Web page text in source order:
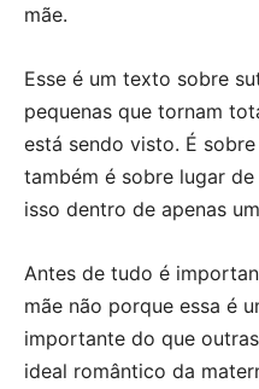
mãe.
Esse é um texto sobre
pequenas que tornam
está sendo visto. É
também é sobre lugar
isso dentro de apenas
Antes de tudo é
mãe não porque essa é
importante do que
ideal romântico da